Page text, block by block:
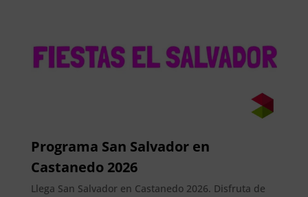
Programa San Salvador en
Castanedo 2026
Llega San Salvador en Castanedo 2026. Disfruta de